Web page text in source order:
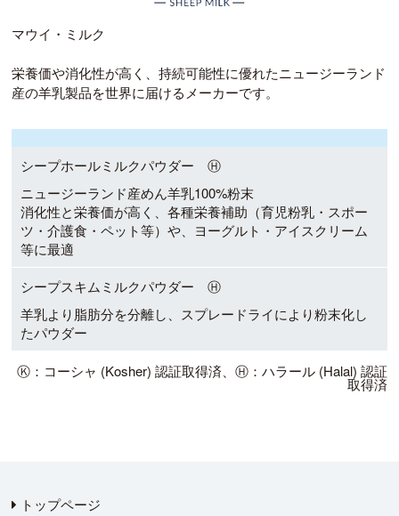
マウイ・ミルク
栄養価や消化性が高く、持続可能性に優れたニュージーランド
産の羊乳製品を世界に届けるメーカーです。
シープホールミルクパウダー Ⓗ
ニュージーランド産めん羊乳100%粉末
消化性と栄養価が高く、各種栄養補助（育児粉乳・スポー
ツ・介護食・ペット等）や、ヨーグルト・アイスクリーム
等に最適
シープスキムミルクパウダー Ⓗ
羊乳より脂肪分を分離し、スプレードライにより粉末化し
たパウダー
Ⓚ：コーシャ (Kosher) 認証取得済、Ⓗ：ハラール (Halal) 認証
取得済
トップページ